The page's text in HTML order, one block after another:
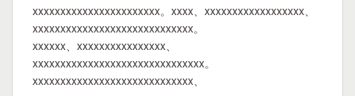
xxxxxxxxxxxxxxxxxxxxxxx。xxxx、xxxxxxxxxxxxxxxxxx、
xxxxxxxxxxxxxxxxxxxxxxxxxxxxx。
xxxxxx、xxxxxxxxxxxxxxxx、
xxxxxxxxxxxxxxxxxxxxxxxxxxxxxxx。
xxxxxxxxxxxxxxxxxxxxxxxxxxxxx、